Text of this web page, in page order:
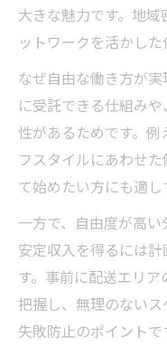
地域密着型
得
軽貨物の需
軽貨物運送
法
高収入を目指す
軽貨物で高
軽貨物業界
は
軽貨物ドラ
策
軽貨物で安
大きな魅力です。地
ットワークを活かした
なぜ自由な働き方が
に受託できる仕組み
性があるためです。
フスタイルにあわせ
て始めたい方にも適し
一方で、自由度が高い
安定収入を得るには
す。事前に配送エリ
把握し、無理のない
失敗防止のポイントで